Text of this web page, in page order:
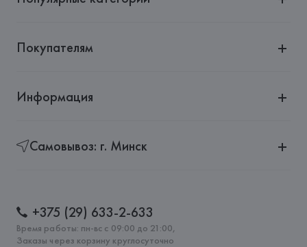
Покупателям
Информация
Самовывоз: г. Минск
+375 (29) 633-2-633
Время работы: пн-вс с 09:00 до 21:00,
Заказы через корзину круглосуточно